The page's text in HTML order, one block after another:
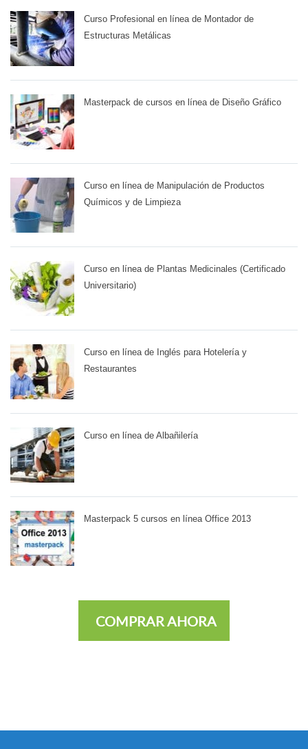
Curso Profesional en línea de Montador de
Estructuras Metálicas
Masterpack de cursos en línea de Diseño Gráfico
Curso en línea de Manipulación de Productos
Químicos y de Limpieza
Curso en línea de Plantas Medicinales (Certificado
Universitario)
Curso en línea de Inglés para Hotelería y
Restaurantes
Curso en línea de Albañilería
Masterpack 5 cursos en línea Office 2013
COMPRAR AHORA